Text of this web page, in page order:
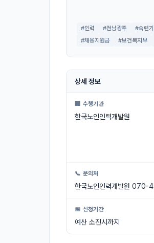
#인력 #전남광주 #숙련
#채용지원금
#보건복지부
상세 정보
🏢 수행기관
한국노인인력개발원
📞 문의처
한국노인인력개발원
📅 신청기간
예산 소진시까지